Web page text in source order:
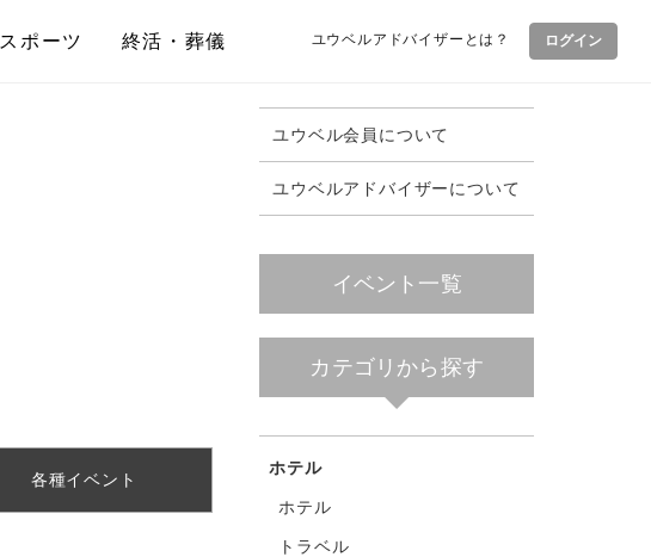
スポーツ 終活・葬儀 ユウベルアドバイザーとは？ ログイン
各種イベント
ユウベル会員について
ユウベルアドバイザーについて
イベント一覧
カテゴリから探す
ホテル
ホテル
トラベル